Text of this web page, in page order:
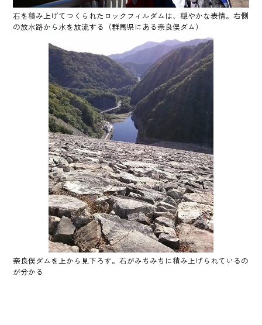
石を積み上げてつくられたロックフィルダムは、穏やかな表情。右側
の放水路から水を放流する（群馬県にある奈良俣ダム）
奈良俣ダムを上から見下ろす。石がみちみちに積み上げられているの
が分かる